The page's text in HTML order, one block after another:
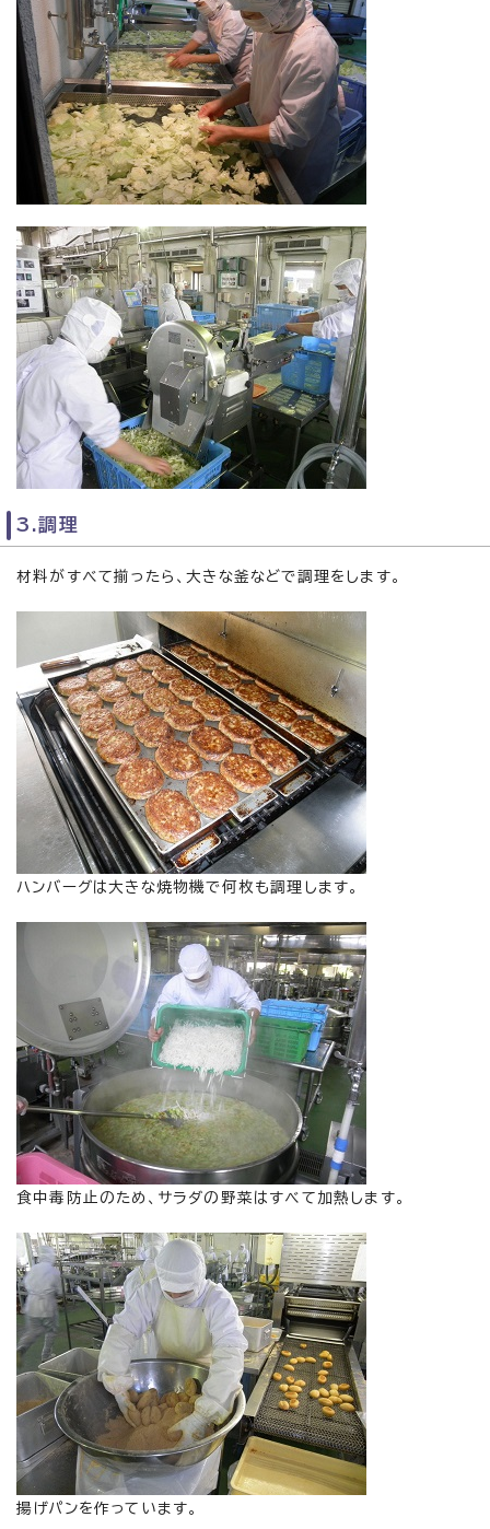
3.調理
材料がすべて揃ったら、大きな釜などで調理をします。
ハンバーグは大きな焼物機で何枚も調理します。
食中毒防止のため、サラダの野菜はすべて加熱します。
揚げパンを作っています。